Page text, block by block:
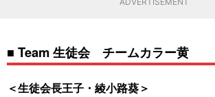
■ Team 生徒会 チームカラー黄
＜生徒会長王子・綾小路葵＞